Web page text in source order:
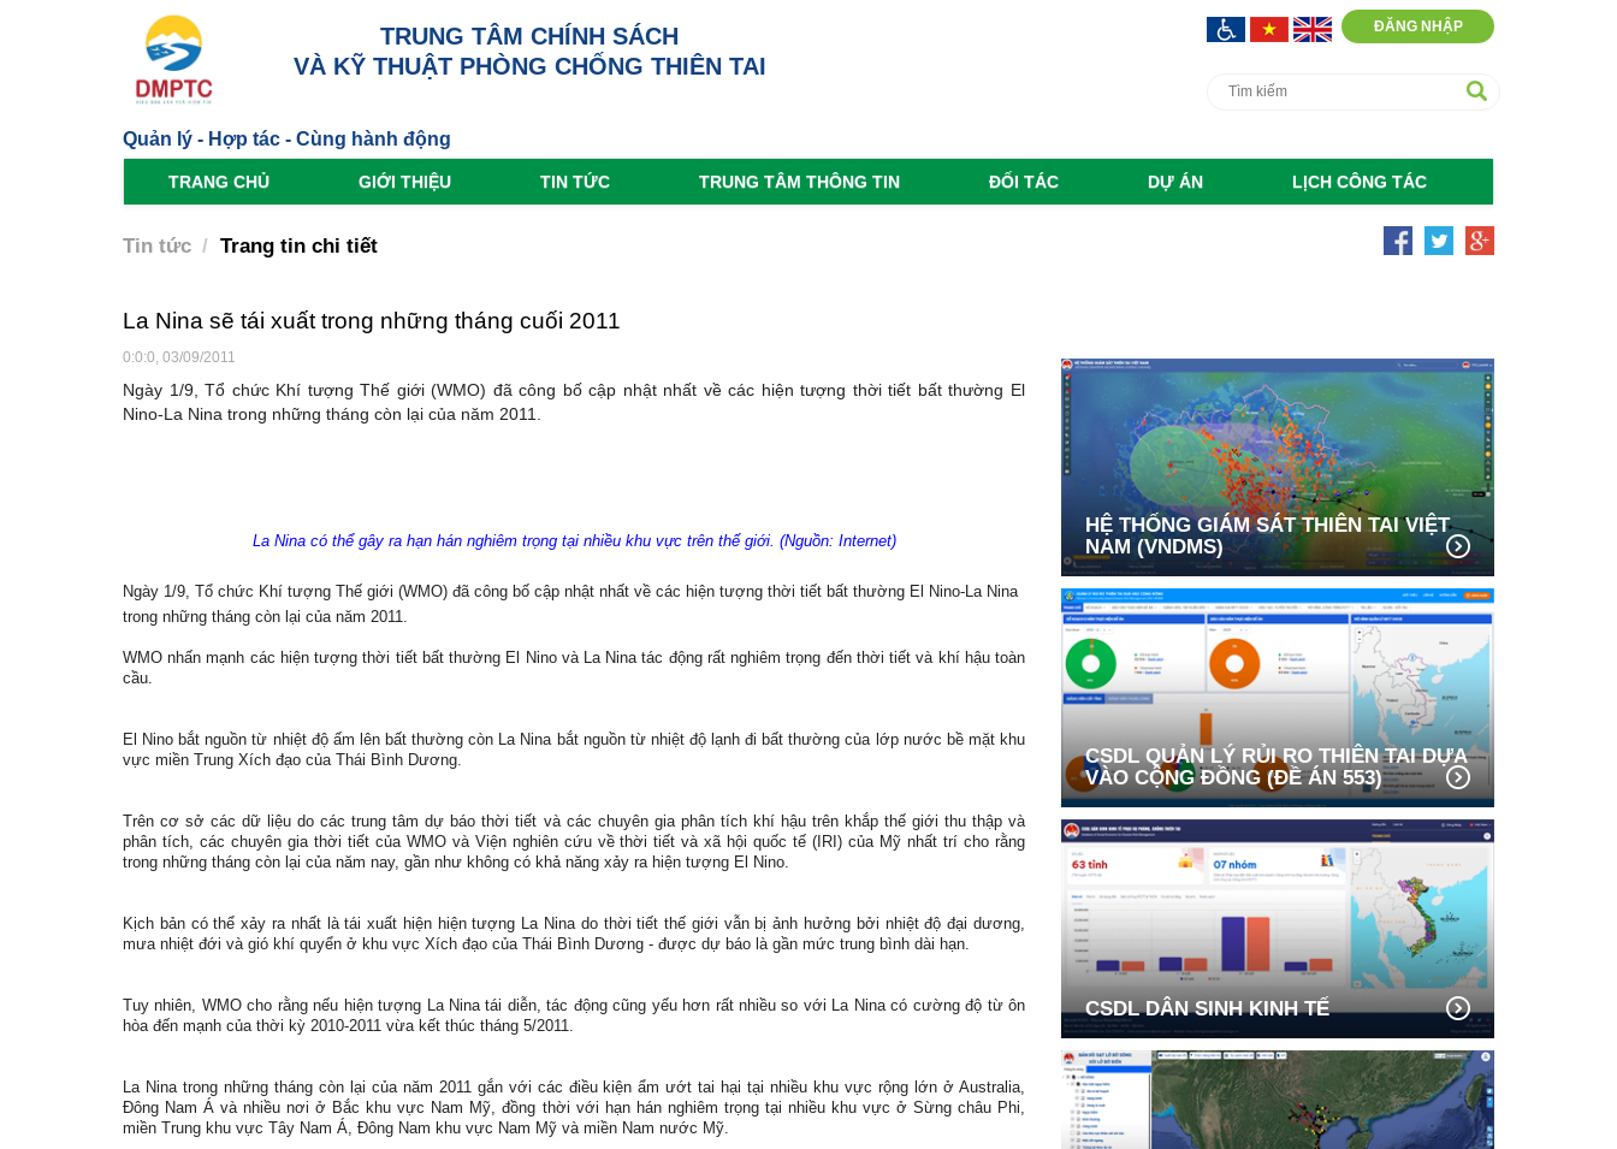
TRUNG TÂM CHÍNH SÁCH
VÀ KỸ THUẬT PHÒNG CHỐNG THIÊN TAI
ĐĂNG NHẬP
Quản lý - Hợp tác - Cùng hành động
TRANG CHỦ GIỚI THIỆU TIN TỨC TRUNG TÂM THÔNG TIN ĐỐI TÁC DỰ ÁN LỊCH CÔNG TÁC
Tin tức Trang tin chi tiết
La Nina sẽ tái xuất trong những tháng cuối 2011
0:0:0, 03/09/2011
Ngày 1/9, Tổ chức Khí tượng Thế giới (WMO) đã công bố cập nhật nhất về các hiện tượng thời tiết bất thường El
Nino-La Nina trong những tháng còn lại của năm 2011.
La Nina có thể gây ra hạn hán nghiêm trọng tại nhiều khu vực trên thế giới. (Nguồn: Internet)
Ngày 1/9, Tổ chức Khí tượng Thế giới (WMO) đã công bố cập nhật nhất về các hiện tượng thời tiết bất thường El Nino-La Nina
trong những tháng còn lại của năm 2011.
WMO nhấn mạnh các hiện tượng thời tiết bất thường El Nino và La Nina tác động rất nghiêm trọng đến thời tiết và khí hậu toàn
cầu.
El Nino bắt nguồn từ nhiệt độ ấm lên bất thường còn La Nina bắt nguồn từ nhiệt độ lạnh đi bất thường của lớp nước bề mặt khu
vực miền Trung Xích đạo của Thái Bình Dương.
Trên cơ sở các dữ liệu do các trung tâm dự báo thời tiết và các chuyên gia phân tích khí hậu trên khắp thế giới thu thập và
phân tích, các chuyên gia thời tiết của WMO và Viện nghiên cứu về thời tiết và xã hội quốc tế (IRI) của Mỹ nhất trí cho rằng
trong những tháng còn lại của năm nay, gần như không có khả năng xảy ra hiện tượng El Nino.
Kịch bản có thể xảy ra nhất là tái xuất hiện hiện tượng La Nina do thời tiết thế giới vẫn bị ảnh hưởng bởi nhiệt độ đại dương,
mưa nhiệt đới và gió khí quyển ở khu vực Xích đạo của Thái Bình Dương - được dự báo là gần mức trung bình dài hạn.
Tuy nhiên, WMO cho rằng nếu hiện tượng La Nina tái diễn, tác động cũng yếu hơn rất nhiều so với La Nina có cường độ từ ôn
hòa đến mạnh của thời kỳ 2010-2011 vừa kết thúc tháng 5/2011.
La Nina trong những tháng còn lại của năm 2011 gắn với các điều kiện ẩm ướt tai hại tại nhiều khu vực rộng lớn ở Australia,
Đông Nam Á và nhiều nơi ở Bắc khu vực Nam Mỹ, đồng thời với hạn hán nghiêm trọng tại nhiều khu vực ở Sừng châu Phi,
miền Trung khu vực Tây Nam Á, Đông Nam khu vực Nam Mỹ và miền Nam nước Mỹ.
HỆ THỐNG GIÁM SÁT THIÊN TAI VIỆT
NAM (VNDMS)
CSDL QUẢN LÝ RỦI RO THIÊN TAI DỰA
VÀO CỘNG ĐỒNG (ĐỀ ÁN 553)
CSDL DÂN SINH KINH TẾ